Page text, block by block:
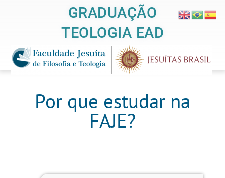
GRADUAÇÃO
TEOLOGIA EAD
Por que estudar na
FAJE?